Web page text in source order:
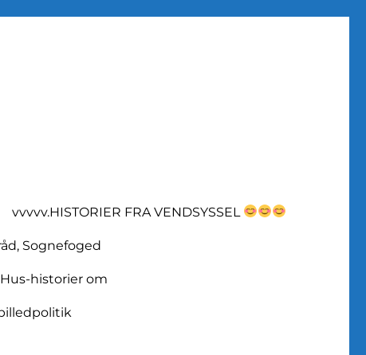
vvvvv.HISTORIER FRA VENDSYSSEL
Sognefoged
historier om